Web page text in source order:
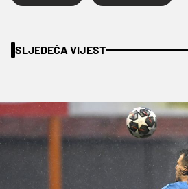
SLJEDEĆA VIJEST